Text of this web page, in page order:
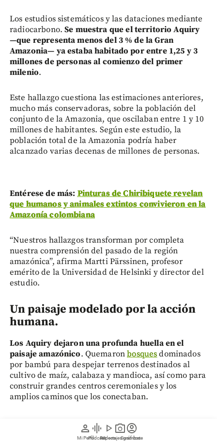
person
Mi Perfil
graphic_eq
Pódcast
play_arrow
Videos
photo_camera
Reportajes gráficos
account_circle
Suscríbete
Los estudios sistemáticos y las dataciones mediante
radiocarbono.Se muestra que el territorio Aquiry
—que representa menos del 3 % de la Gran
Amazonia— ya estaba habitado por entre 1,25 y 3
millones de personas al comienzo del primer
milenio.
Este hallazgo cuestiona las estimaciones anteriores,
mucho más conservadoras, sobre la población del
conjunto de la Amazonia, que oscilaban entre 1 y 10
millones de habitantes. Según este estudio, la
población total de la Amazonia podría haber
alcanzado varias decenas de millones de personas.
Entérese de más: Pinturas de Chiribiquete revelan
que humanos y animales extintos convivieron en la
Amazonía colombiana
“Nuestros hallazgos transforman por completa
nuestra comprensión del pasado de la región
amazónica”, afirma Martti Pärssinen, profesor
emérito de la Universidad de Helsinki y director del
estudio.
Un paisaje modelado por la acción
humana.
Los Aquiry dejaron una profunda huella en el
paisaje amazónico. Quemaronbosquesdominados
por bambú para despejar terrenos destinados al
cultivo de maíz, calabaza y mandioca, así como para
construir grandes centros ceremoniales y los
amplios caminos que los conectaban.
También practicaban la horticultura y gestionaban